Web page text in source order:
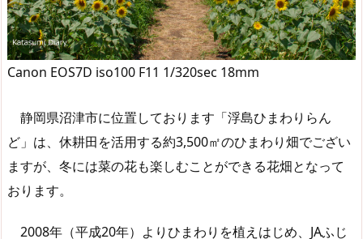
Canon EOS7D iso100 F11 1/320sec 18mm
静岡県沼津市に位置しております「浮島ひまわりらん
ど」は、休耕田を活用する約3,500㎡のひまわり畑でござい
ますが、冬には菜の花も楽しむことができる花畑となって
おります。
2008年（平成20年）よりひまわりを植えはじめ、JAふじ